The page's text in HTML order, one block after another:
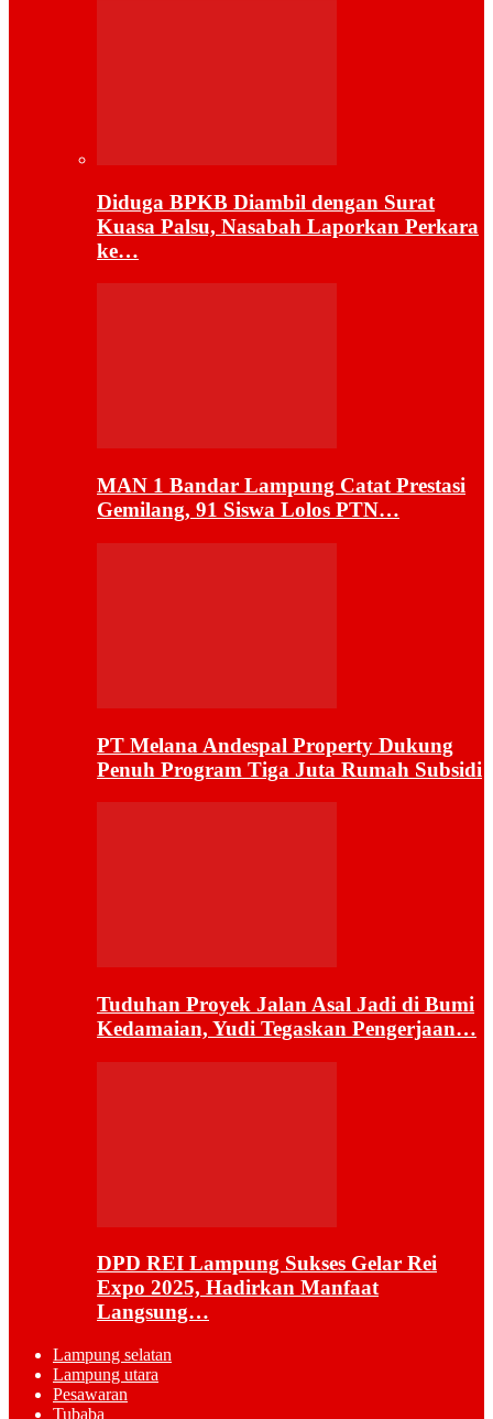
Diduga BPKB Diambil dengan Surat
Kuasa Palsu, Nasabah Laporkan Perkara
ke…
MAN 1 Bandar Lampung Catat Prestasi
Gemilang, 91 Siswa Lolos PTN…
PT Melana Andespal Property Dukung
Penuh Program Tiga Juta Rumah Subsidi
Tuduhan Proyek Jalan Asal Jadi di Bumi
Kedamaian, Yudi Tegaskan Pengerjaan…
DPD REI Lampung Sukses Gelar Rei
Expo 2025, Hadirkan Manfaat
Langsung…
Lampung selatan
Lampung utara
Pesawaran
Tubaba